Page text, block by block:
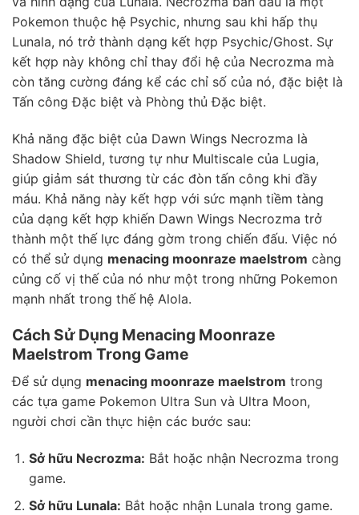
Pokemon thuộc hệ Psychic, nhưng sau khi hấp thụ
Lunala, nó trở thành dạng kết hợp Psychic/Ghost. Sự
kết hợp này không chỉ thay đổi hệ của Necrozma mà
còn tăng cường đáng kể các chỉ số của nó, đặc biệt là
Tấn công Đặc biệt và Phòng thủ Đặc biệt.
Khả năng đặc biệt của Dawn Wings Necrozma là
Shadow Shield, tương tự như Multiscale của Lugia,
giúp giảm sát thương từ các đòn tấn công khi đầy
máu. Khả năng này kết hợp với sức mạnh tiềm tàng
của dạng kết hợp khiến Dawn Wings Necrozma trở
thành một thế lực đáng gờm trong chiến đấu. Việc nó
có thể sử dụng menacing moonraze maelstrom càng
củng cố vị thế của nó như một trong những Pokemon
mạnh nhất trong thế hệ Alola.
Cách Sử Dụng Menacing Moonraze
Maelstrom Trong Game
Để sử dụng menacing moonraze maelstrom trong
các tựa game Pokemon Ultra Sun và Ultra Moon,
người chơi cần thực hiện các bước sau:
Sở hữu Necrozma: Bắt hoặc nhận Necrozma trong
game.
Sở hữu Lunala: Bắt hoặc nhận Lunala trong game.